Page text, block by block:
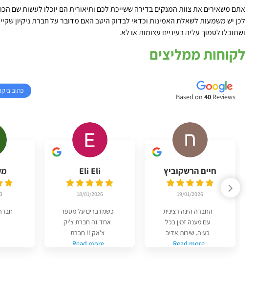
אתם משאירים את צוות המנקים בדירה ששייכת לכם ותיאורית הם יוכלו לעשות שם
לכן יש משמעות לשאלת האמינות וכדאי לבדוק היטב האם מדובר על חברת ניקיון
ושתוכלו לסמוך עליה בעיניים עצומות או לא.
לקוחות ממליצים
Based on 40 Reviews
כתוב
חיים הרשקוביץ
19/01/2026
החברה הינה רצינית
עם מענה זמין בכל
בעיה, שירות אדיב
Read more
Eli Eli
18/01/2026
כשמדברים על מספר
אחד זה חברת צ'יק
צ'אק !! חברת
Read more